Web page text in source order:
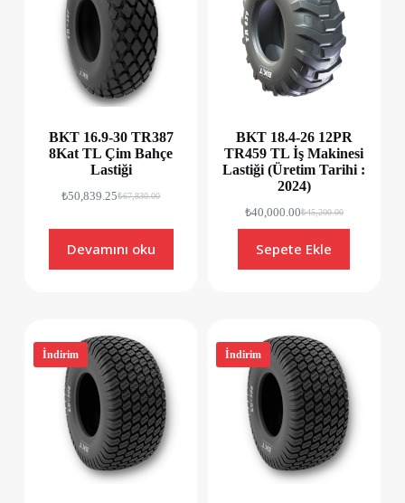
BKT 16.9-30 TR387
8Kat TL Çim Bahçe
Lastiği
₺67,830.00
₺50,839.25
Devamını oku
BKT 18.4-26 12PR
TR459 TL İş Makinesi
Lastiği (Üretim Tarihi :
2024)
₺45,200.00
₺40,000.00
Sepete Ekle
İndirim İndirim